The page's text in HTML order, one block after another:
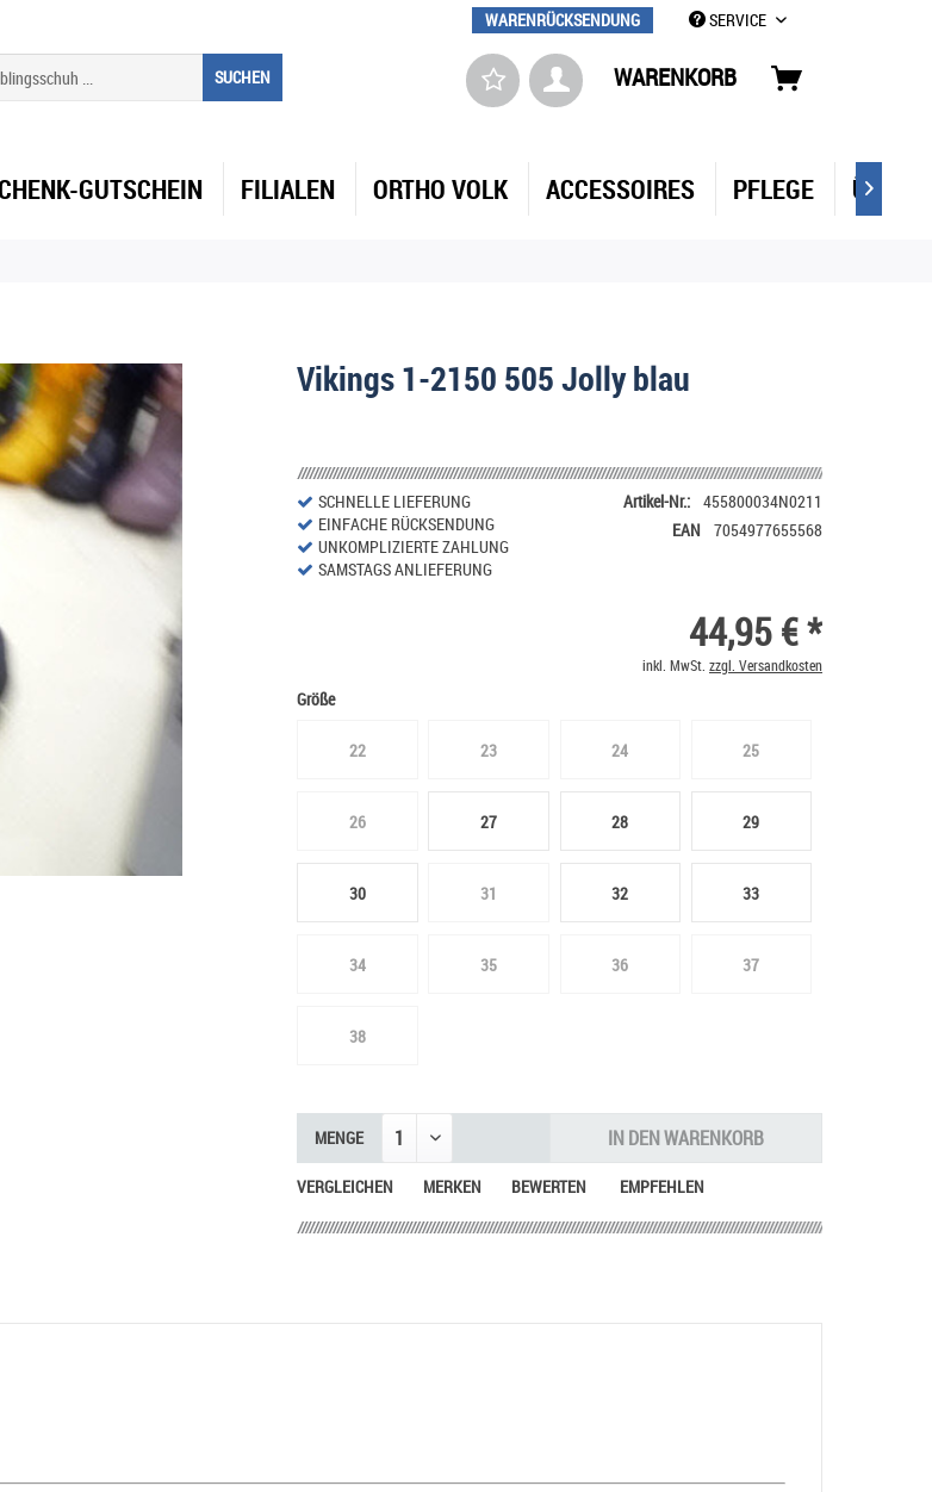
WARENRÜCKSENDUNG SERVICE
SUCHEN WARENKORB
GUTSCHEIN FILIALEN ORTHO VOLK ACCESSOIRES PFLEGE ÜBER

Vikings 1-2150 505 Jolly blau
SCHNELLE LIEFERUNG
EINFACHE RÜCKSENDUNG
UNKOMPLIZIERTE ZAHLUNG
SAMSTAGS ANLIEFERUNG
Artikel-Nr.: 455800034N0211
EAN
7054977655568
44,95 € *
inkl. MwSt. zzgl. Versandkosten
Größe
22 23 24 25
26 27 28 29
30 31 32 33
34 35 36 37
38
MENGE IN DENWARENKORB
VERGLEICHEN MERKEN BEWERTEN EMPFEHLEN